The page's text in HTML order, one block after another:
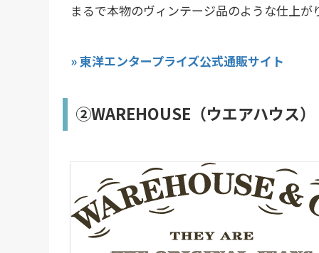
まるで本物のヴィンテージ品のような仕上
» 東洋エンタープライズ公式通販サイト
②WAREHOUSE（ウエアハウス）